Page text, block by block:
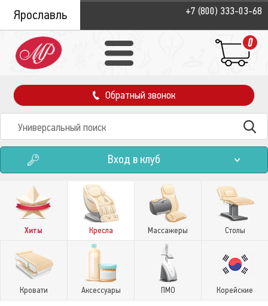
Ярославль +7 (800) 333-03-68
0
Обратный звонок
Вход в клуб
Хиты Кресла Массажеры Столы
Кровати Аксессуары ПМО Корейские